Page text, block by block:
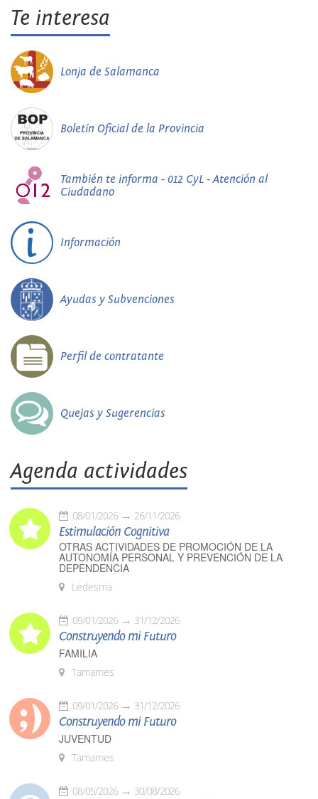
Te interesa
Lonja de Salamanca
Boletín Oficial de la Provincia
También te informa - 012 CyL - Atención al
Ciudadano
Información
Ayudas y Subvenciones
Perfil de contratante
Quejas y Sugerencias
Agenda actividades
08/01/2026 26/11/2026
Estimulación Cognitiva
OTRAS ACTIVIDADES DE PROMOCIÓN DE LA
AUTONOMÍA PERSONAL Y PREVENCIÓN DE LA
DEPENDENCIA
Ledesma
09/01/2026 31/12/2026
Construyendo mi Futuro
FAMILIA
Tamames
09/01/2026 31/12/2026
Construyendo mi Futuro
JUVENTUD
Tamames
08/05/2026 30/08/2026